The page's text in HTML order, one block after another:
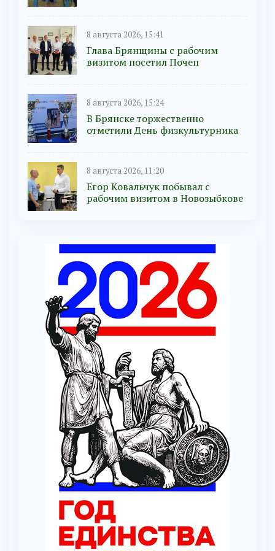
8 августа 2026, 15:41
Глава Брянщины с рабочим
визитом посетил Почеп
8 августа 2026, 15:24
В Брянске торжественно
отметили День физкультурника
8 августа 2026, 11:20
Егор Ковальчук побывал с
рабочим визитом в Новозыбкове